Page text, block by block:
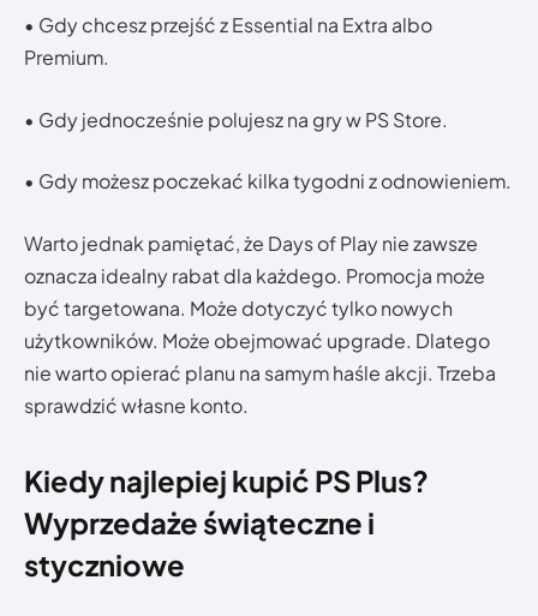
• Gdy chcesz przejść z Essential na Extra albo
Premium.
• Gdy jednocześnie polujesz na gry w PS Store.
• Gdy możesz poczekać kilka tygodni z odnowieniem.
Warto jednak pamiętać, że Days of Play nie zawsze
oznacza idealny rabat dla każdego. Promocja może
być targetowana. Może dotyczyć tylko nowych
użytkowników. Może obejmować upgrade. Dlatego
nie warto opierać planu na samym haśle akcji. Trzeba
sprawdzić własne konto.
Kiedy najlepiej kupić PS Plus?
Wyprzedaże świąteczne i
styczniowe